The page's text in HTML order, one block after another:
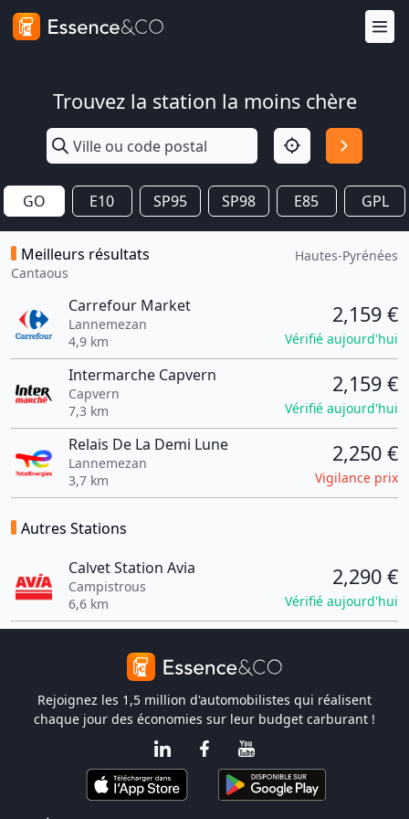
Trouvez la station la moins chère
GO E10 SP95 SP98 E85 GPL
Meilleurs résultats
Cantaous
Hautes-Pyrénées
Carrefour Market
Lannemezan
4,9 km
2,159 €
Vérifié aujourd'hui
Intermarche Capvern
Capvern
7,3 km
2,159 €
Vérifié aujourd'hui
Relais De La Demi Lune
Lannemezan
3,7 km
2,250 €
Vigilance prix
Autres Stations
Calvet Station Avia
Campistrous
6,6 km
2,290 €
Vérifié aujourd'hui
Rejoignez les 1,5 million d'automobilistes qui réalisent
chaque jour des économies sur leur budget carburant !